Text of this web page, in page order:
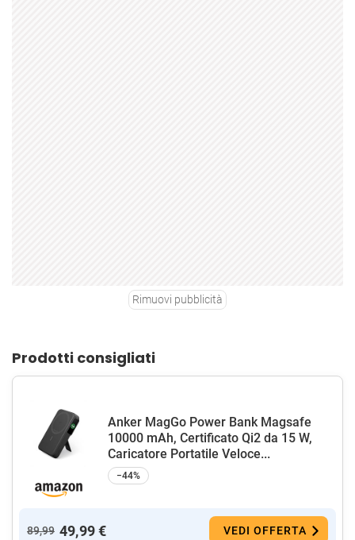
Rimuovi pubblicità
Prodotti consigliati
Anker MagGo Power Bank Magsafe
10000 mAh, Certificato Qi2 da 15 W,
Caricatore Portatile Veloce...
−44%
89,99 49,99 € VEDI OFFERTA